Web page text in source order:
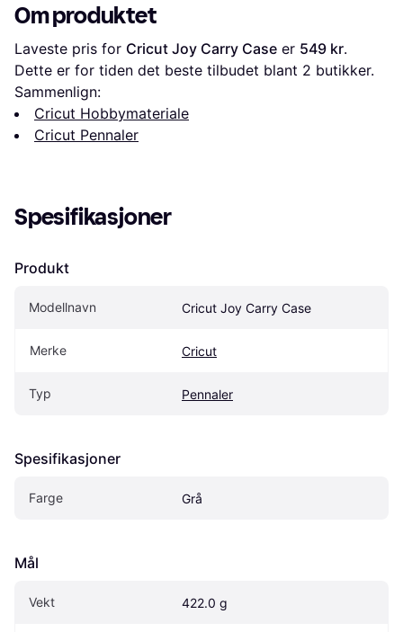
Om produktet
Laveste pris for Cricut Joy Carry Case er 549 kr.
Dette er for tiden det beste tilbudet blant 2 butikker.
Sammenlign:
Cricut Hobbymateriale
Cricut Pennaler
Spesifikasjoner
Produkt
Modellnavn Cricut Joy Carry Case
Merke Cricut
Typ Pennaler
Spesifikasjoner
Farge Grå
Mål
Vekt 422.0 g